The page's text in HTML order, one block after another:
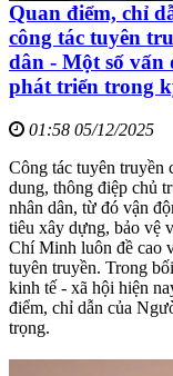
Quan điểm, chỉ
công tác tuyên
dân - Một số vấn
phát triển trong
01:58 05/12/2025
Công tác tuyên truyền
dung, thông điệp chủ
nhân dân, từ đó vận
tiêu xây dựng, bảo vệ
Chí Minh luôn đề cao
tuyên truyền. Trong
kinh tế - xã hội hiện
điểm, chỉ dẫn của
trọng.